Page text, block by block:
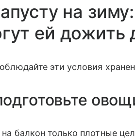
на
ей дожить
эти условия
балкон только плотные